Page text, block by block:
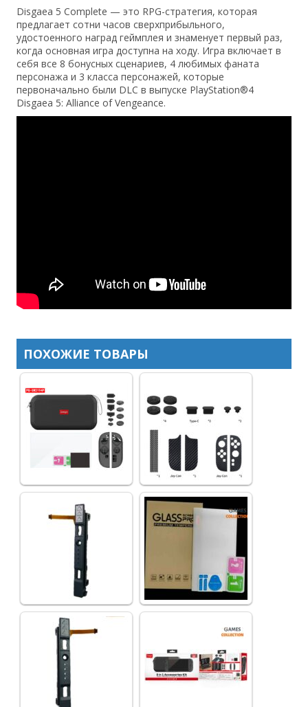
Disgaea 5 Complete — это RPG-стратегия, которая
предлагает сотни часов сверхприбыльного,
удостоенного наград геймплея и знаменует первый раз,
когда основная игра доступна на ходу. Игра включает в
себя все 8 бонусных сценариев, 4 любимых фаната
персонажа и 3 класса персонажей, которые
первоначально были DLC в выпуске PlayStation®4
Disgaea 5: Alliance of Vengeance.
ПОХОЖИЕ ТОВАРЫ